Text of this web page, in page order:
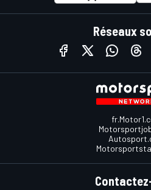
Réseaux